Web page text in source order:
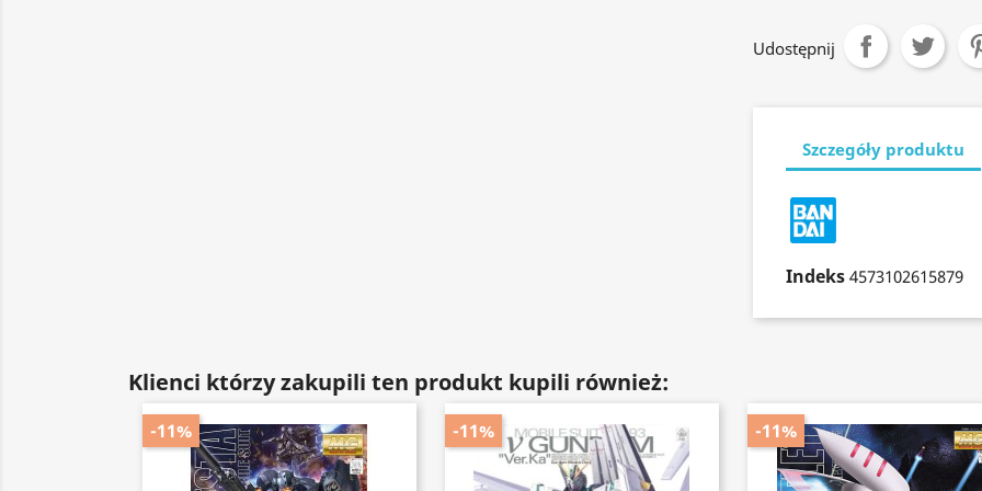
Udostępnij
Szczegóły produktu
Indeks 4573102615879
Klienci którzy zakupili ten produkt kupili również:
-11% -11% -11%